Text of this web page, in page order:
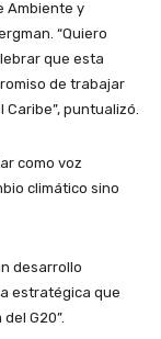
Ambiente y
“Quiero
que esta
de trabajar
puntualizó.
como voz
climático sino
desarrollo
estratégica que
G20”.